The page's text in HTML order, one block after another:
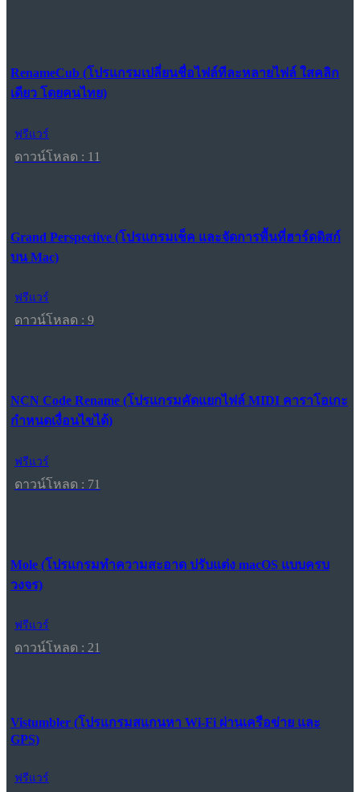
RenameCub (โปรแกรมเปลี่ยนชื่อไฟล์ทีละหลายไฟล์ ใสคลิก
เดียว โดยคนไทย)
ฟรีแวร์
ดาวน์โหลด : 11
Grand Perspective (โปรแกรมเช็ค และจัดการพื้นที่ฮาร์ดดิสก์
บน Mac)
ฟรีแวร์
ดาวน์โหลด : 9
NCN Code Rename (โปรแกรมคัดแยกไฟล์ MIDI คาราโอเกะ
กำหนดเงื่อนไขได้)
ฟรีแวร์
ดาวน์โหลด : 71
Mole (โปรแกรมทำความสะอาด ปรับแต่ง macOS แบบครบ
วงจร)
ฟรีแวร์
ดาวน์โหลด : 21
Vistumbler (โปรแกรมสแกนหา Wi-Fi ผ่านเครือข่าย และ
GPS)
ฟรีแวร์